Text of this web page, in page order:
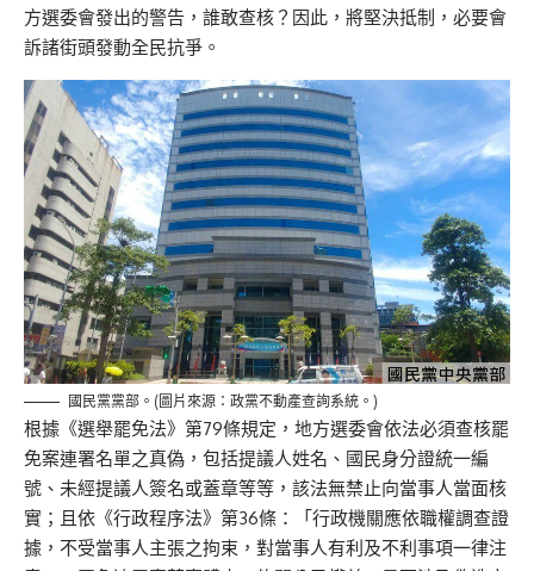
方選委會發出的警告，誰敢查核？因此，將堅決抵制，必要會
訴諸街頭發動全民抗爭。
國民黨黨部。(圖片來源：政黨不動產查詢系統。)
根據《選舉罷免法》第79條規定，地方選委會依法必須查核罷
免案連署名單之真偽，包括提議人姓名、國民身分證統一編
號、未經提議人簽名或蓋章等等，該法無禁止向當事人當面核
實；且依《行政程序法》第36條：「行政機關應依職權調查證
據，不受當事人主張之拘束，對當事人有利及不利事項一律注